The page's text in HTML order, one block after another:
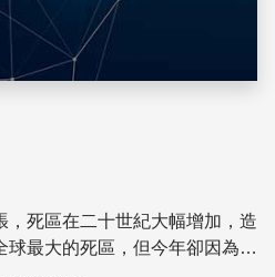
，死區在二十世紀大幅增加，造
球最大的死區，但今年卻因為乾